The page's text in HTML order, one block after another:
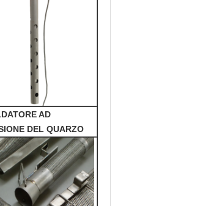
AD
DEL QUARZO